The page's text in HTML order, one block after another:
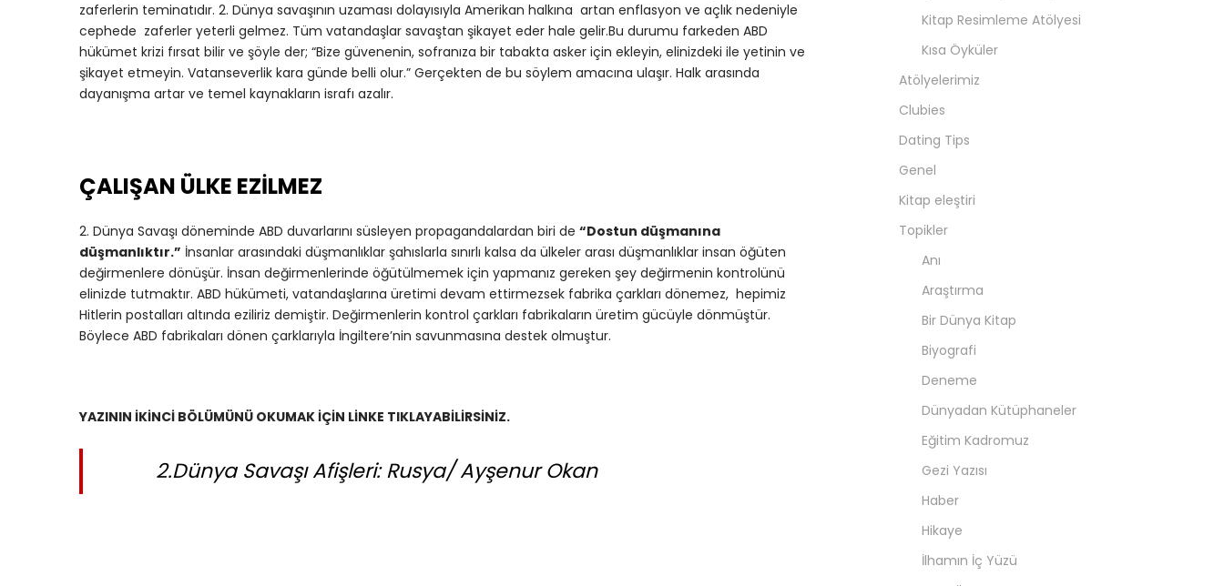
zaferlerin teminatıdır. 2. Dünya savaşının uzaması dolayısıyla Amerikan halkına artan enflasyon ve açlık nedeniyle
cephede zaferler yeterli gelmez. Tüm vatandaşlar savaştan şikayet eder hale gelir.Bu durumu farkeden ABD
hükümet krizi fırsat bilir ve şöyle der; “Bize güvenenin, sofranıza bir tabakta asker için ekleyin, elinizdeki ile yetinin ve
şikayet etmeyin. Vatanseverlik kara günde belli olur.” Gerçekten de bu söylem amacına ulaşır. Halk arasında
dayanışma artar ve temel kaynakların israfı azalır.
ÇALIŞAN ÜLKE EZİLMEZ
2. Dünya Savaşı döneminde ABD duvarlarını süsleyen propagandalardan biri de “Dostun düşmanına
düşmanlıktır.” İnsanlar arasındaki düşmanlıklar şahıslarla sınırlı kalsa da ülkeler arası düşmanlıklar insan öğüten
değirmenlere dönüşür. İnsan değirmenlerinde öğütülmemek için yapmanız gereken şey değirmenin kontrolünü
elinizde tutmaktır. ABD hükümeti, vatandaşlarına üretimi devam ettirmezsek fabrika çarkları dönemez, hepimiz
Hitlerin postalları altında eziliriz demiştir. Değirmenlerin kontrol çarkları fabrikaların üretim gücüyle dönmüştür.
Böylece ABD fabrikaları dönen çarklarıyla İngiltere’nin savunmasına destek olmuştur.
YAZININ İKİNCİ BÖLÜMÜNÜ OKUMAK İÇİN LİNKE TIKLAYABİLİRSİNİZ.
2.Dünya Savaşı Afişleri: Rusya/ Ayşenur Okan
Kitap Resimleme Atölyesi
Kısa Öyküler
Atölyelerimiz
Clubies
Dating Tips
Genel
Kitap eleştiri
Topikler
Anı
Araştırma
Bir Dünya Kitap
Biyografi
Deneme
Dünyadan Kütüphaneler
Eğitim Kadromuz
Gezi Yazısı
Haber
Hikaye
İlhamın İç Yüzü